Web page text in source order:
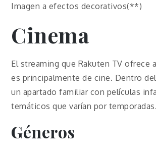
Imagen a efectos decorativos(**)
Cinema
El streaming que Rakuten TV ofrece
es principalmente de cine. Dentro
un apartado familiar con películas
temáticos que varían por temporadas.
Géneros